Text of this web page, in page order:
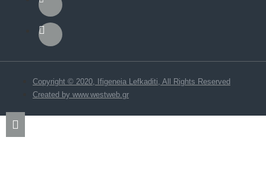
Copyright © 2020, Ifigeneia Lefkaditi, All Rights Reserved
Created by www.westweb.gr